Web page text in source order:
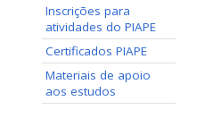
Inscrições para
atividades do PIAPE
Certificados PIAPE
Materiais de apoio
aos estudos